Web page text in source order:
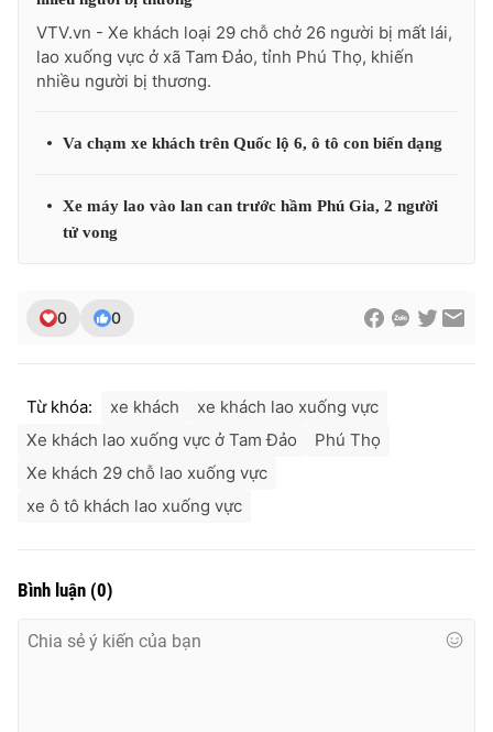
VTV.vn - Xe khách loại 29 chỗ chở 26 người bị mất lái,
lao xuống vực ở xã Tam Đảo, tỉnh Phú Thọ, khiến
nhiều người bị thương.
Va chạm xe khách trên Quốc lộ 6, ô tô con biến dạng
Xe máy lao vào lan can trước hầm Phú Gia, 2 người
tử vong
0 0
Từ khóa: xe khách
xe khách lao xuống vực
Xe khách lao xuống vực ở Tam Đảo
Phú Thọ
Xe khách 29 chỗ lao xuống vực
xe ô tô khách lao xuống vực
Bình luận (0)